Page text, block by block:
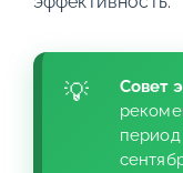
Совет
период